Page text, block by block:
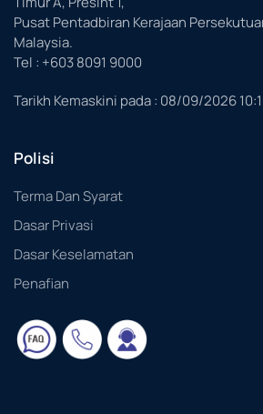
Pusat Pentadbiran Kerajaan
Malaysia.
Tel : +603 8091 9000
Tarikh Kemaskini pada : 08/09/2026
Polisi
Terma Dan Syarat
Dasar Privasi
Dasar Keselamatan
Penafian